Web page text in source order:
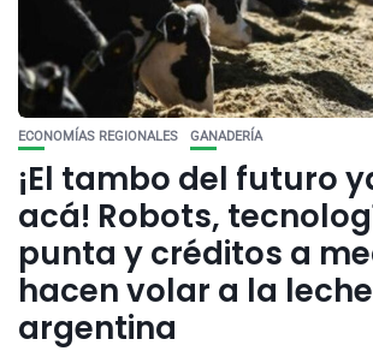
ECONOMÍAS REGIONALES GANADERÍA
¡El tambo del futuro
acá! Robots,
punta y créditos a
hacen volar a la
argentina